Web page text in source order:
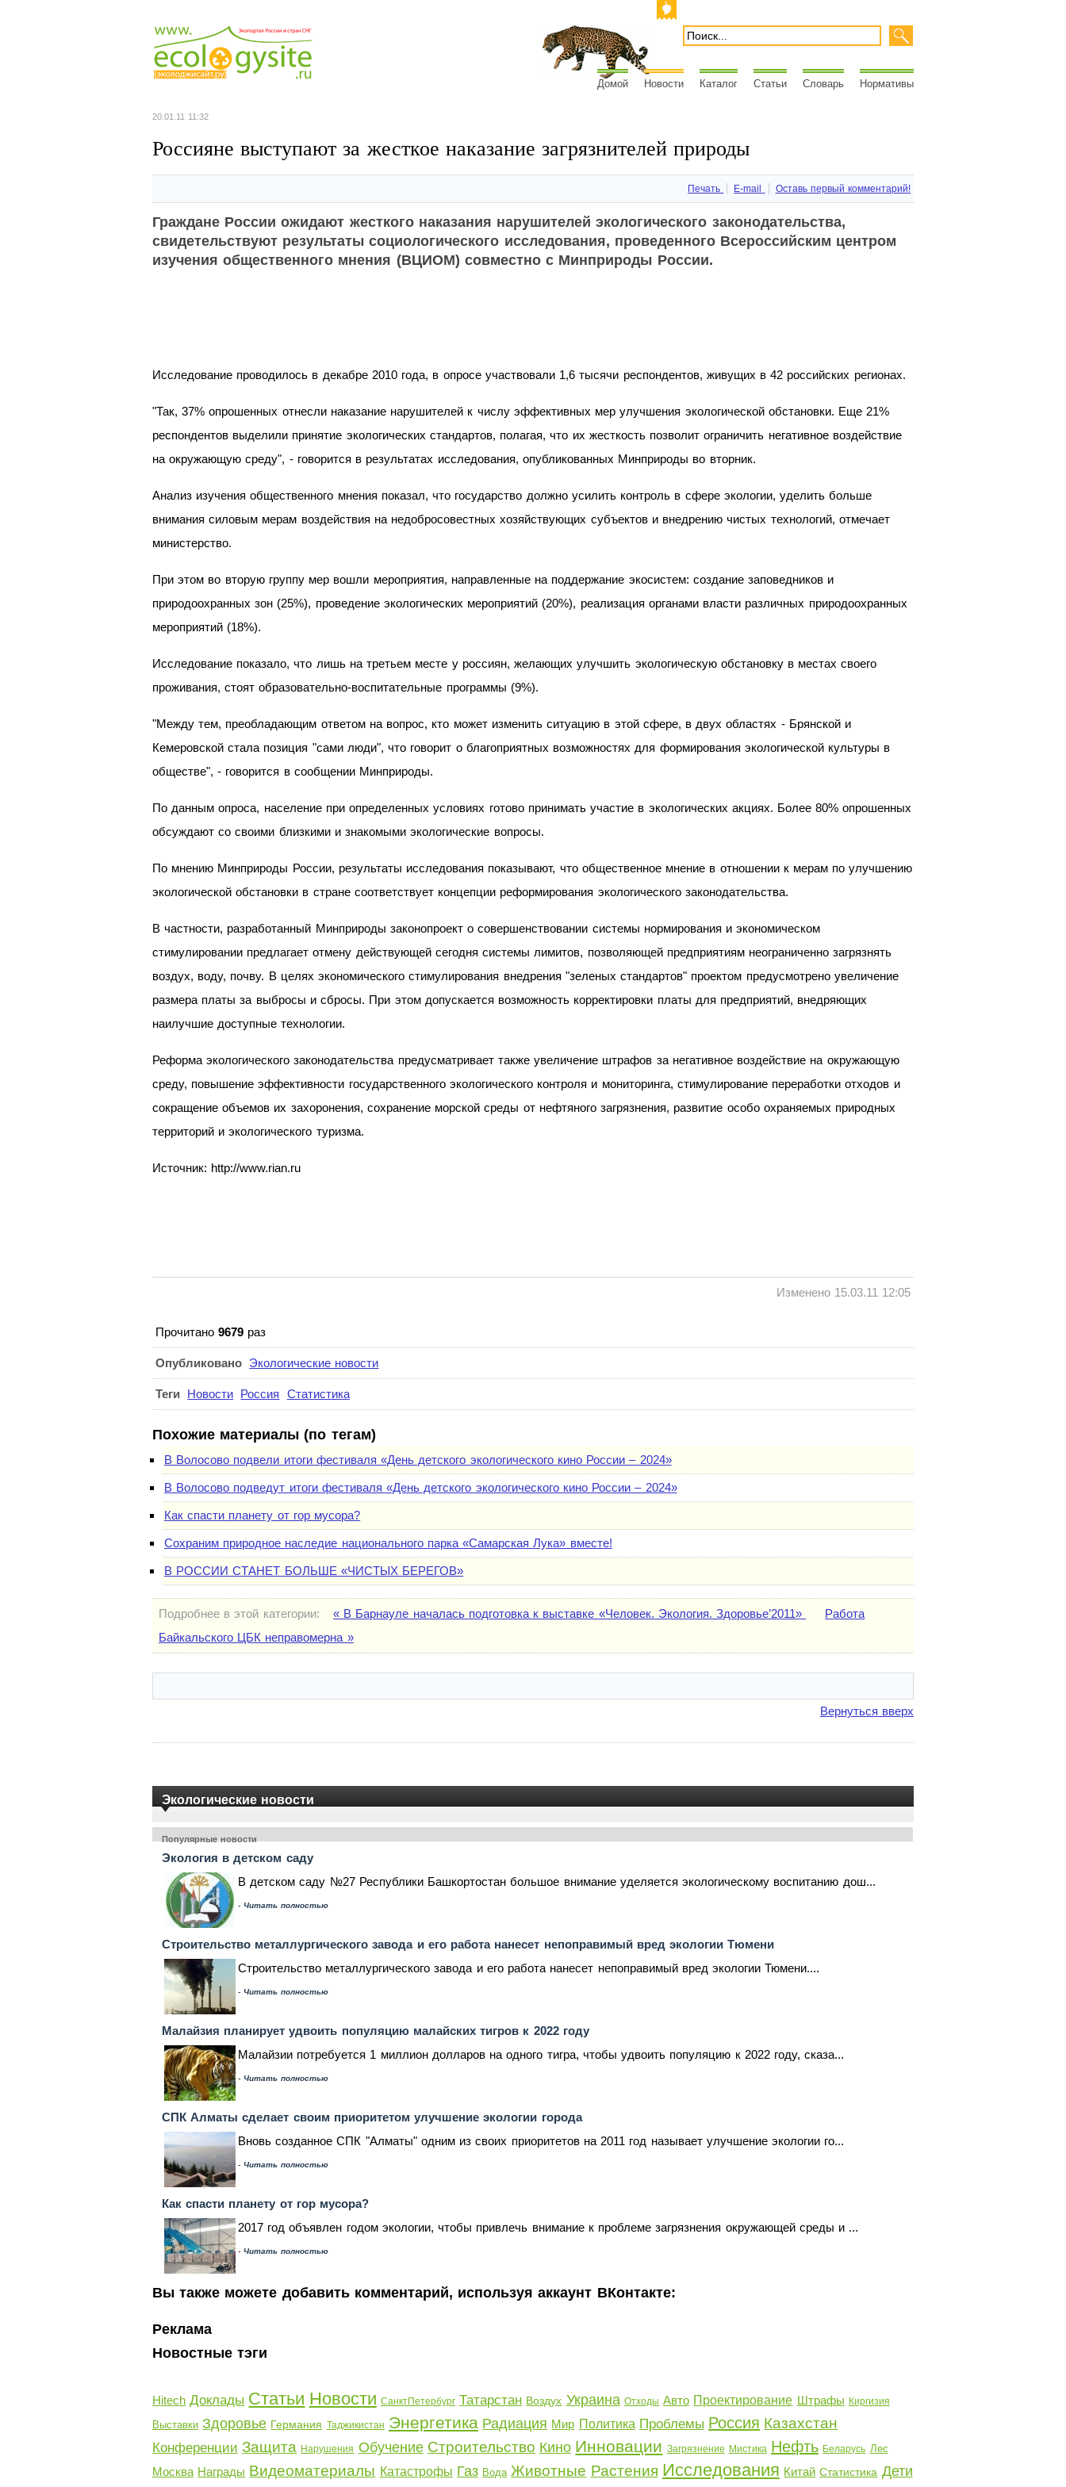
Домой Новости Каталог Статьи Словарь Нормативы
20.01.11 11:32
Россияне выступают за жесткое наказание загрязнителей природы
Печать E-mail Оставь первый комментарий!
Граждане России ожидают жесткого наказания нарушителей экологического законодательства,
свидетельствуют результаты социологического исследования, проведенного Всероссийским центром
изучения общественного мнения (ВЦИОМ) совместно с Минприроды России.
Исследование проводилось в декабре 2010 года, в опросе участвовали 1,6 тысячи респондентов, живущих в 42 российских регионах.
"Так, 37% опрошенных отнесли наказание нарушителей к числу эффективных мер улучшения экологической обстановки. Еще 21%
респондентов выделили принятие экологических стандартов, полагая, что их жесткость позволит ограничить негативное воздействие
на окружающую среду", - говорится в результатах исследования, опубликованных Минприроды во вторник.
Анализ изучения общественного мнения показал, что государство должно усилить контроль в сфере экологии, уделить больше
внимания силовым мерам воздействия на недобросовестных хозяйствующих субъектов и внедрению чистых технологий, отмечает
министерство.
При этом во вторую группу мер вошли мероприятия, направленные на поддержание экосистем: создание заповедников и
природоохранных зон (25%), проведение экологических мероприятий (20%), реализация органами власти различных природоохранных
мероприятий (18%).
Исследование показало, что лишь на третьем месте у россиян, желающих улучшить экологическую обстановку в местах своего
проживания, стоят образовательно-воспитательные программы (9%).
"Между тем, преобладающим ответом на вопрос, кто может изменить ситуацию в этой сфере, в двух областях - Брянской и
Кемеровской стала позиция "сами люди", что говорит о благоприятных возможностях для формирования экологической культуры в
обществе", - говорится в сообщении Минприроды.
По данным опроса, население при определенных условиях готово принимать участие в экологических акциях. Более 80% опрошенных
обсуждают со своими близкими и знакомыми экологические вопросы.
По мнению Минприроды России, результаты исследования показывают, что общественное мнение в отношении к мерам по улучшению
экологической обстановки в стране соответствует концепции реформирования экологического законодательства.
В частности, разработанный Минприроды законопроект о совершенствовании системы нормирования и экономическом
стимулировании предлагает отмену действующей сегодня системы лимитов, позволяющей предприятиям неограниченно загрязнять
воздух, воду, почву. В целях экономического стимулирования внедрения "зеленых стандартов" проектом предусмотрено увеличение
размера платы за выбросы и сбросы. При этом допускается возможность корректировки платы для предприятий, внедряющих
наилучшие доступные технологии.
Реформа экологического законодательства предусматривает также увеличение штрафов за негативное воздействие на окружающую
среду, повышение эффективности государственного экологического контроля и мониторинга, стимулирование переработки отходов и
сокращение объемов их захоронения, сохранение морской среды от нефтяного загрязнения, развитие особо охраняемых природных
территорий и экологического туризма.
Источник: http://www.rian.ru
Изменено 15.03.11 12:05
Прочитано9679 раз
Опубликовано Экологические новости
Теги Новости Россия Статистика
Похожие материалы (по тегам)
В Волосово подвели итоги фестиваля «День детского экологического кино России – 2024»
В Волосово подведут итоги фестиваля «День детского экологического кино России – 2024»
Как спасти планету от гор мусора?
Сохраним природное наследие национального парка «Самарская Лука» вместе!
В РОССИИ СТАНЕТ БОЛЬШЕ «ЧИСТЫХ БЕРЕГОВ»
Подробнее в этой категории: « В Барнауле началась подготовка к выставке «Человек. Экология. Здоровье’2011»
Работа
Байкальского ЦБК неправомерна »
Вернуться вверх
Экологические новости
Популярные новости
Экология в детском саду
В детском саду №27 Республики Башкортостан большое внимание уделяется экологическому воспитанию дош...
- Читать полностью
Строительство металлургического завода и его работа нанесет непоправимый вред экологии Тюмени
Строительство металлургического завода и его работа нанесет непоправимый вред экологии Тюмени....
- Читать полностью
Малайзия планирует удвоить популяцию малайских тигров к 2022 году
Малайзии потребуется 1 миллион долларов на одного тигра, чтобы удвоить популяцию к 2022 году, сказа...
- Читать полностью
СПК Алматы сделает своим приоритетом улучшение экологии города
Вновь созданное СПК "Алматы" одним из своих приоритетов на 2011 год называет улучшение экологии го...
- Читать полностью
Как спасти планету от гор мусора?
2017 год объявлен годом экологии, чтобы привлечь внимание к проблеме загрязнения окружающей среды и ...
- Читать полностью
Вы также можете добавить комментарий, используя аккаунт ВКонтакте:
Реклама
Новостные тэги
Hitech Доклады Статьи Новости СанктПетербург Татарстан Воздух Украина Отходы Авто Проектирование Штрафы Киргизия
Выставки Здоровье Германия Таджикистан Энергетика Радиация Мир Политика Проблемы Россия Казахстан
Конференции Защита Нарушения Обучение Строительство Кино Инновации Загрязнение Мистика Нефть Беларусь Лес
Москва Награды Видеоматериалы Катастрофы Газ Вода Животные Растения Исследования Китай Статистика Дети